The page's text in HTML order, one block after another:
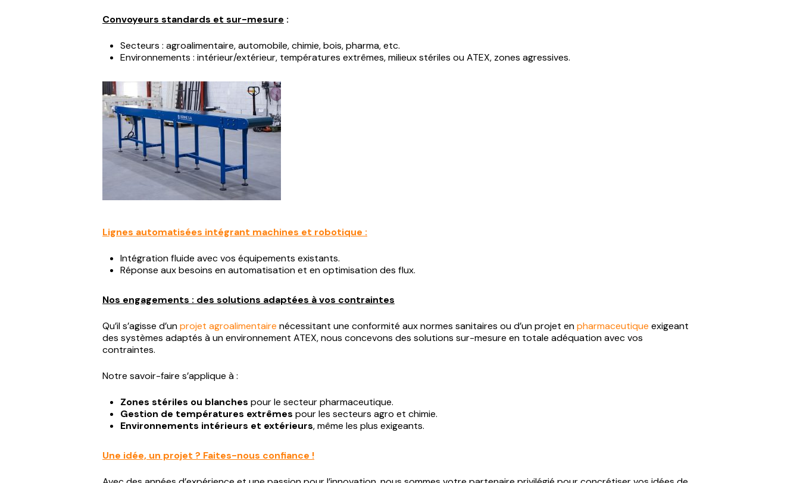
Convoyeurs standards et sur-mesure :
Secteurs : agroalimentaire, automobile, chimie, bois, pharma, etc.
Environnements : intérieur/extérieur, températures extrêmes, milieux stériles ou ATEX, zones agressives.
Lignes automatisées intégrant machines et robotique :
Intégration fluide avec vos équipements existants.
Réponse aux besoins en automatisation et en optimisation des flux.
Nos engagements : des solutions adaptées à vos contraintes
Qu’il s’agisse d’unprojet agroalimentaire nécessitant une conformité aux normes sanitaires ou d’un projet enpharmaceutique exigeant
des systèmes adaptés à un environnement ATEX, nous concevons des solutions sur-mesure en totale adéquation avec vos
contraintes.
Notre savoir-faire s’applique à :
Zones stériles ou blanches pour le secteur pharmaceutique.
Gestion de températures extrêmes pour les secteurs agro et chimie.
Environnements intérieurs et extérieurs, même les plus exigeants.
Une idée, un projet ? Faites-nous confiance !